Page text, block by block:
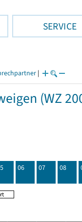
SERVICE
|
(WZ
06 07 08